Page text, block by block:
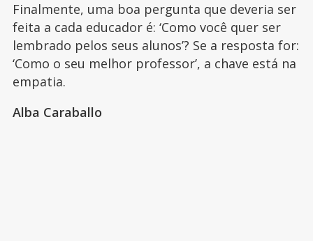
Finalmente, uma boa pergunta que deveria ser
feita a cada educador é: ‘Como você quer ser
lembrado pelos seus alunos’? Se a resposta for:
‘Como o seu melhor professor’, a chave está na
empatia.
Alba Caraballo